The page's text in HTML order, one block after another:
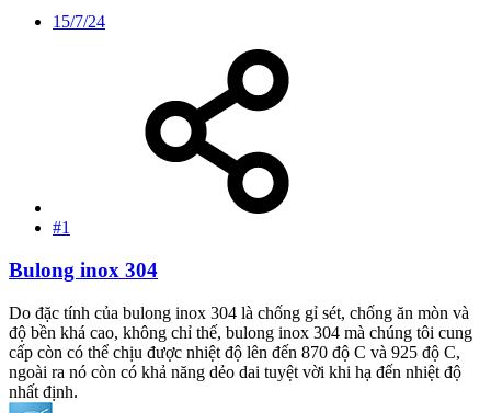
15/7/24
#1
Bulong inox 304
Do đặc tính của bulong inox 304 là chống gỉ sét, chống ăn mòn và
độ bền khá cao, không chỉ thế, bulong inox 304 mà chúng tôi cung
cấp còn có thể chịu được nhiệt độ lên đến 870 độ C và 925 độ C,
ngoài ra nó còn có khả năng dẻo dai tuyệt vời khi hạ đến nhiệt độ
nhất định.